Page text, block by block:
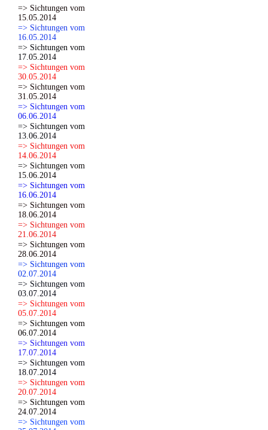
=> Sichtungen vom
15.05.2014
=> Sichtungen vom
16.05.2014
=> Sichtungen vom
17.05.2014
=> Sichtungen vom
30.05.2014
=> Sichtungen vom
31.05.2014
=> Sichtungen vom
06.06.2014
=> Sichtungen vom
13.06.2014
=> Sichtungen vom
14.06.2014
=> Sichtungen vom
15.06.2014
=> Sichtungen vom
16.06.2014
=> Sichtungen vom
18.06.2014
=> Sichtungen vom
21.06.2014
=> Sichtungen vom
28.06.2014
=> Sichtungen vom
02.07.2014
=> Sichtungen vom
03.07.2014
=> Sichtungen vom
05.07.2014
=> Sichtungen vom
06.07.2014
=> Sichtungen vom
17.07.2014
=> Sichtungen vom
18.07.2014
=> Sichtungen vom
20.07.2014
=> Sichtungen vom
24.07.2014
=> Sichtungen vom